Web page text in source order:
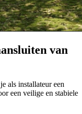
van
als installateur een
een veilige en stabiele